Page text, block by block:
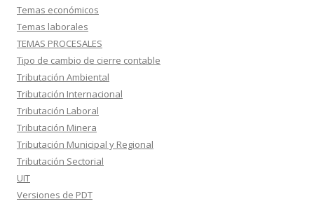
Temas económicos
Temas laborales
TEMAS PROCESALES
Tipo de cambio de cierre contable
Tributación Ambiental
Tributación Internacional
Tributación Laboral
Tributación Minera
Tributación Municipal y Regional
Tributación Sectorial
UIT
Versiones de PDT